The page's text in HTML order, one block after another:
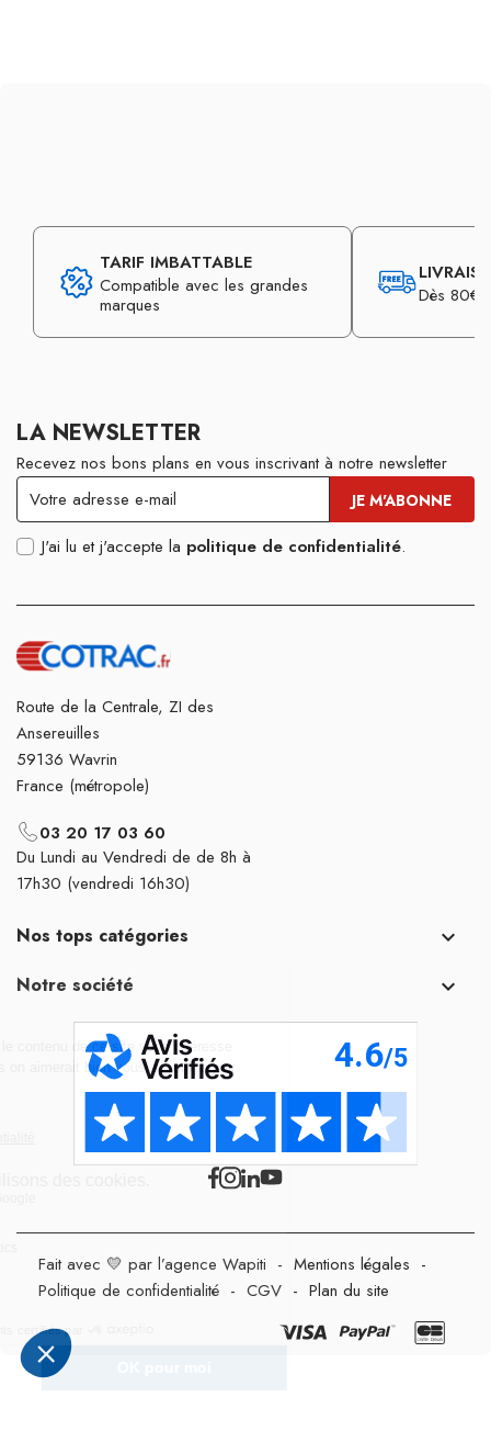
TARIF IMBATTABLE
Compatible avec les grandes
marques
Dès 80€
LA NEWSLETTER
Recevez nos bons plans en vous inscrivant à notre newsletter
J'ai lu et j'accepte la politique de confidentialité.
Route de la Centrale, ZI des
Ansereuilles
59136 Wavrin
France (métropole)
03 20 17 03 60
Du Lundi au Vendredi de de 8h à
17h30 (vendredi 16h30)
Nos tops catégories 
Notre société 
Fait avec 💛 par l’agence Wapiti - Mentions légales -
Politique de confidentialité - CGV - Plan du site